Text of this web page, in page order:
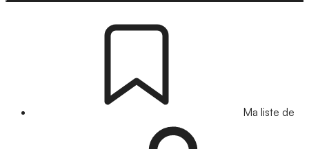
Ma liste de